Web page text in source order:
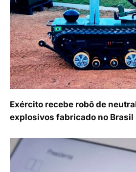
Exército recebe robô de
explosivos fabricado no Brasil